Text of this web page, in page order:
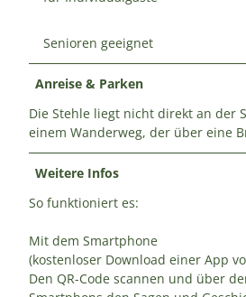
Senioren geeignet
Anreise & Parken
Die Stehle liegt nicht direkt an der
einem Wanderweg, der über eine
Weitere Infos
So funktioniert es:
Mit dem Smartphone
(kostenloser Download einer App
Den QR-Code scannen und über